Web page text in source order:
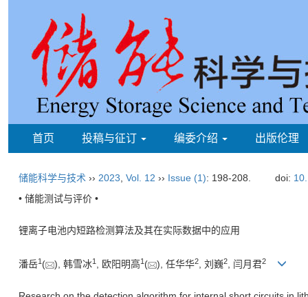
首页 投稿与征订 编委介绍 出版伦理
储能科学与技术 ›› 2023 Vol. 12 ›› Issue (1): 198-208. doi:
• 储能测试与评价 •
锂离子电池内短路检测算法及其在实际数据中的应用
潘岳1 ( ), 韩雪冰1 , 欧阳明高1 ( ), 任华华2, 刘巍2, 闫月君2